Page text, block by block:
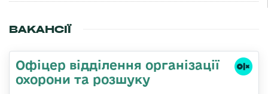
ВАКАНСІЇ
Офіцер відділення організації
охорони та розшуку